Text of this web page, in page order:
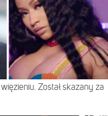
Został skazany za